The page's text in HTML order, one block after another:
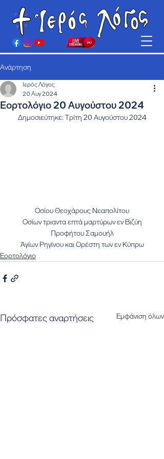
Ανάρτηση
Εορτολόγιο 20 Αυγούστου 2024
Ιερός Λόγος
20 Αυγ 2024
Δημοσιεύτηκε: Τρίτη 20 Αυγούστου 2024
Οσίου Θεοχάρους Νεαπολίτου
Οσίων τριαντα επτά μαρτύρων εν Βιζύη
Προφήτου Σαμουήλ
Άγίων Ρηγίνου και Ορέστη των εν Κύπρω
Εορτολόγιο
Πρόσφατες αναρτήσεις Εμφάνιση όλων